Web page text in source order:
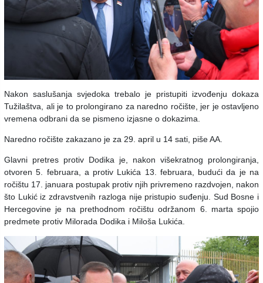
Nakon saslušanja svjedoka trebalo je pristupiti izvođenju dokaza
Tužilaštva, ali je to prolongirano za naredno ročište, jer je ostavljeno
vremena odbrani da se pismeno izjasne o dokazima.
Naredno ročište zakazano je za 29. april u 14 sati, piše AA.
Glavni pretres protiv Dodika je, nakon višekratnog prolongiranja,
otvoren 5. februara, a protiv Lukića 13. februara, budući da je na
ročištu 17. januara postupak protiv njih privremeno razdvojen, nakon
što Lukić iz zdravstvenih razloga nije pristupio suđenju. Sud Bosne i
Hercegovine je na prethodnom ročištu održanom 6. marta spojio
predmete protiv Milorada Dodika i Miloša Lukića.